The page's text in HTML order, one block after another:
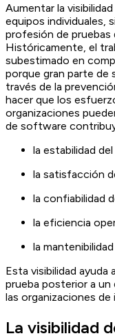
Aumentar la
equipos individuales,
profesión de
Históricamente, el
subestimado en
porque gran parte de
través de la
hacer que los
organizaciones
de software
la estabilidad
la satisfacción
la confiabilidad
la eficiencia
la
Esta visibilidad ayuda
prueba posterior a
las organizaciones de
La visibilidad